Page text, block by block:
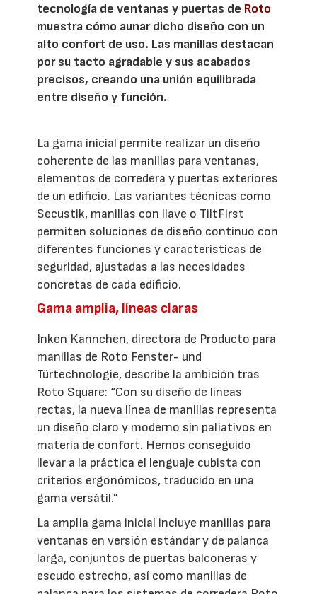
tecnología de ventanas y puertas de Roto
muestra cómo aunar dicho diseño con un
alto confort de uso. Las manillas destacan
por su tacto agradable y sus acabados
precisos, creando una unión equilibrada
entre diseño y función.
La gama inicial permite realizar un diseño
coherente de las manillas para ventanas,
elementos de corredera y puertas exteriores
de un edificio. Las variantes técnicas como
Secustik, manillas con llave o TiltFirst
permiten soluciones de diseño continuo con
diferentes funciones y características de
seguridad, ajustadas a las necesidades
concretas de cada edificio.
Gama amplia, líneas claras
Inken Kannchen, directora de Producto para
manillas de Roto Fenster- und
Türtechnologie, describe la ambición tras
Roto Square: “Con su diseño de líneas
rectas, la nueva línea de manillas representa
un diseño claro y moderno sin paliativos en
materia de confort. Hemos conseguido
llevar a la práctica el lenguaje cubista con
criterios ergonómicos, traducido en una
gama versátil.”
La amplia gama inicial incluye manillas para
ventanas en versión estándar y de palanca
larga, conjuntos de puertas balconeras y
escudo estrecho, así como manillas de